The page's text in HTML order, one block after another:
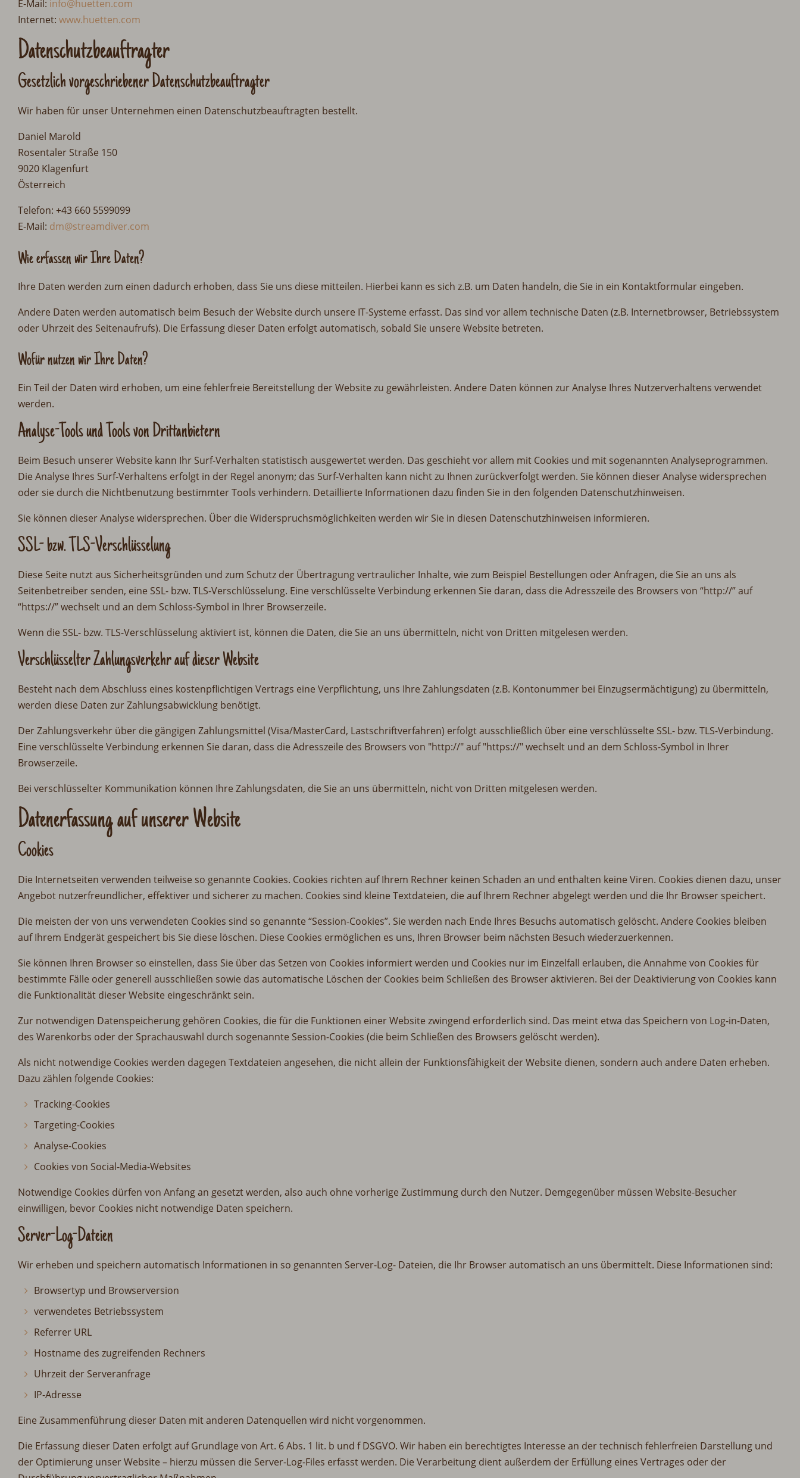
E-Mail: info@huetten.com
Internet: www.huetten.com
Datenschutz­beauftragter
Gesetzlich vorgeschriebener Datenschutz­beauftragter
Wir haben für unser Unternehmen einen Datenschutzbeauftragten bestellt.
Daniel Marold
Rosentaler Straße 150
9020 Klagenfurt
Österreich
Telefon: +43 660 5599099
E-Mail: dm@streamdiver.com
Wie erfassen wir Ihre Daten?
Ihre Daten werden zum einen dadurch erhoben, dass Sie uns diese mitteilen. Hierbei kann es sich z.B. um Daten handeln, die Sie in ein Kontaktformular eingeben.
Andere Daten werden automatisch beim Besuch der Website durch unsere IT-Systeme erfasst. Das sind vor allem technische Daten (z.B. Internetbrowser, Betriebssystem
oder Uhrzeit des Seitenaufrufs). Die Erfassung dieser Daten erfolgt automatisch, sobald Sie unsere Website betreten.
Wofür nutzen wir Ihre Daten?
Ein Teil der Daten wird erhoben, um eine fehlerfreie Bereitstellung der Website zu gewährleisten. Andere Daten können zur Analyse Ihres Nutzerverhaltens verwendet
werden.
Analyse-Tools und Tools von Drittanbietern
Beim Besuch unserer Website kann Ihr Surf-Verhalten statistisch ausgewertet werden. Das geschieht vor allem mit Cookies und mit sogenannten Analyseprogrammen.
Die Analyse Ihres Surf-Verhaltens erfolgt in der Regel anonym; das Surf-Verhalten kann nicht zu Ihnen zurückverfolgt werden. Sie können dieser Analyse widersprechen
oder sie durch die Nichtbenutzung bestimmter Tools verhindern. Detaillierte Informationen dazu finden Sie in den folgenden Datenschutzhinweisen.
Sie können dieser Analyse widersprechen. Über die Widerspruchsmöglichkeiten werden wir Sie in diesen Datenschutzhinweisen informieren.
SSL- bzw. TLS-Verschlüsselung
Diese Seite nutzt aus Sicherheitsgründen und zum Schutz der Übertragung vertraulicher Inhalte, wie zum Beispiel Bestellungen oder Anfragen, die Sie an uns als
Seitenbetreiber senden, eine SSL- bzw. TLS-Verschlüsselung. Eine verschlüsselte Verbindung erkennen Sie daran, dass die Adresszeile des Browsers von “http://” auf
“https://” wechselt und an dem Schloss-Symbol in Ihrer Browserzeile.
Wenn die SSL- bzw. TLS-Verschlüsselung aktiviert ist, können die Daten, die Sie an uns übermitteln, nicht von Dritten mitgelesen werden.
Verschlüsselter Zahlungsverkehr auf dieser Website
Besteht nach dem Abschluss eines kostenpflichtigen Vertrags eine Verpflichtung, uns Ihre Zahlungsdaten (z.B. Kontonummer bei Einzugsermächtigung) zu übermitteln,
werden diese Daten zur Zahlungsabwicklung benötigt.
Der Zahlungsverkehr über die gängigen Zahlungsmittel (Visa/MasterCard, Lastschriftverfahren) erfolgt ausschließlich über eine verschlüsselte SSL- bzw. TLS-Verbindung.
Eine verschlüsselte Verbindung erkennen Sie daran, dass die Adresszeile des Browsers von "http://" auf "https://" wechselt und an dem Schloss-Symbol in Ihrer
Browserzeile.
Bei verschlüsselter Kommunikation können Ihre Zahlungsdaten, die Sie an uns übermitteln, nicht von Dritten mitgelesen werden.
Datenerfassung auf unserer Website
Cookies
Die Internetseiten verwenden teilweise so genannte Cookies. Cookies richten auf Ihrem Rechner keinen Schaden an und enthalten keine Viren. Cookies dienen dazu, unser
Angebot nutzerfreundlicher, effektiver und sicherer zu machen. Cookies sind kleine Textdateien, die auf Ihrem Rechner abgelegt werden und die Ihr Browser speichert.
Die meisten der von uns verwendeten Cookies sind so genannte “Session-Cookies”. Sie werden nach Ende Ihres Besuchs automatisch gelöscht. Andere Cookies bleiben
auf Ihrem Endgerät gespeichert bis Sie diese löschen. Diese Cookies ermöglichen es uns, Ihren Browser beim nächsten Besuch wiederzuerkennen.
Sie können Ihren Browser so einstellen, dass Sie über das Setzen von Cookies informiert werden und Cookies nur im Einzelfall erlauben, die Annahme von Cookies für
bestimmte Fälle oder generell ausschließen sowie das automatische Löschen der Cookies beim Schließen des Browser aktivieren. Bei der Deaktivierung von Cookies kann
die Funktionalität dieser Website eingeschränkt sein.
Zur notwendigen Datenspeicherung gehören Cookies, die für die Funktionen einer Website zwingend erforderlich sind. Das meint etwa das Speichern von Log-in-Daten,
des Warenkorbs oder der Sprachauswahl durch sogenannte Session-Cookies (die beim Schließen des Browsers gelöscht werden).
Als nicht notwendige Cookies werden dagegen Textdateien angesehen, die nicht allein der Funktionsfähigkeit der Website dienen, sondern auch andere Daten erheben.
Dazu zählen folgende Cookies:
Tracking-Cookies
Targeting-Cookies
Analyse-Cookies
Cookies von Social-Media-Websites
Notwendige Cookies dürfen von Anfang an gesetzt werden, also auch ohne vorherige Zustimmung durch den Nutzer. Demgegenüber müssen Website-Besucher
einwilligen, bevor Cookies nicht notwendige Daten speichern.
Server-Log-Dateien
Wir erheben und speichern automatisch Informationen in so genannten Server-Log- Dateien, die Ihr Browser automatisch an uns übermittelt. Diese Informationen sind:
Browsertyp und Browserversion
verwendetes Betriebssystem
Referrer URL
Hostname des zugreifenden Rechners
Uhrzeit der Serveranfrage
IP-Adresse
Eine Zusammenführung dieser Daten mit anderen Datenquellen wird nicht vorgenommen.
Die Erfassung dieser Daten erfolgt auf Grundlage von Art. 6 Abs. 1 lit. b und f DSGVO. Wir haben ein berechtigtes Interesse an der technisch fehlerfreien Darstellung und
der Optimierung unser Website – hierzu müssen die Server-Log-Files erfasst werden. Die Verarbeitung dient außerdem der Erfüllung eines Vertrages oder der